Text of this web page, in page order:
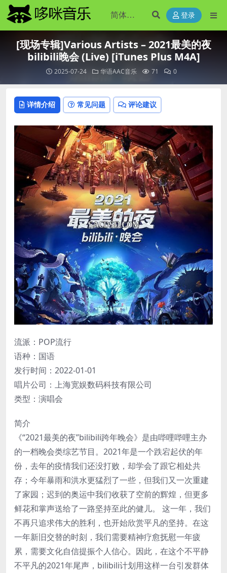
登录
[现场专辑]Various Artists – 2021最美的夜
bilibili晚会 (Live) [iTunes Plus M4A]
2025-07-24 华语AAC音乐 71 0
详情介绍 常见问题 评论建议
流派：POP流行
语种：国语
发行时间：2022-01-01
唱片公司：上海宽娱数码科技有限公司
类型：演唱会
简介
《“2021最美的夜”bilibili跨年晚会》是由哔哩哔哩主办
的一档晚会类综艺节目。2021年是一个跌宕起伏的年
份，去年的疫情我们还没打败，却学会了跟它相处共
存；今年暴雨和洪水更猛烈了一些，但我们又一次重建
了家园；迟到的奥运中我们收获了空前的辉煌，但更多
鲜花和掌声送给了一路坚持至此的健儿。 这一年，我们
不再只追求伟大的胜利，也开始欣赏平凡的坚持。在这
一年新旧交替的时刻，我们需要精神疗愈抚慰一年疲
累，需要文化自信提振个人信心。因此，在这个不平静
不平凡的2021年尾声，bilibili计划用这样一台引发群体